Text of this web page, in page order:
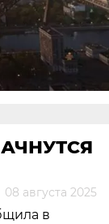
08 августа 2025
в